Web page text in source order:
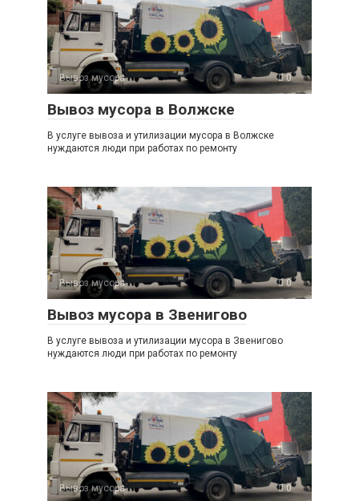
Кристалл.
г. Калининград, улица Александра
Суворова, 49
8 (911) 459-
64-97
Куммерау.
г. Калининград, Балтийская улица, 18
8 (4012) 98-
63-30,
63-64
г. Калининград, проспект Победы,
251А
8 (905) 241-
37-54
Золотой Ресурс.
г. Калининград, улица Багратиона,
8 (4012) 64-
13-09,
8 (4012) 37-
63-39
Мусоровозки.
г. Калининград, улица Суворова, 49
93-20
Вывоз мусора 0
Вывоз мусора в Волжске
В услуге вывоза и утилизации мусора в Волжске
нуждаются люди при работах по ремонту
Вывоз мусора 0
Вывоз мусора в Звенигово
В услуге вывоза и утилизации мусора в Звенигово
нуждаются люди при работах по ремонту
Вывоз мусора 0